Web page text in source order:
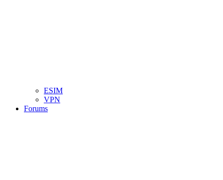
ESIM
VPN
Forums